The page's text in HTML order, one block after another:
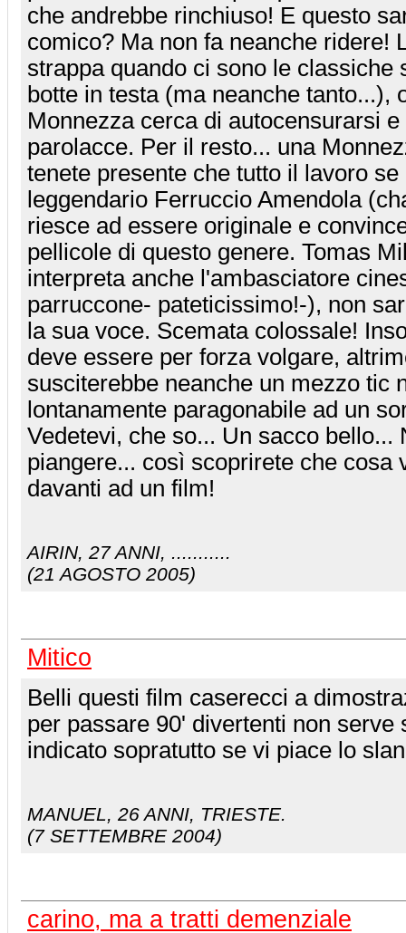
che andrebbe rinchiuso! E questo
comico? Ma non fa neanche ridere!
strappa quando ci sono le classiche
botte in testa (ma neanche tanto...),
Monnezza cerca di autocensurarsi
parolacce. Per il resto... una
tenete presente che tutto il lavoro
leggendario Ferruccio Amendola
riesce ad essere originale e
pellicole di questo genere. Tomas
interpreta anche l'ambasciatore
parruccone- pateticissimo!-), non
la sua voce. Scemata colossale!
deve essere per forza volgare,
susciterebbe neanche un mezzo tic
lontanamente paragonabile ad un
Vedetevi, che so... Un sacco bello...
piangere... così scoprirete che cosa
davanti ad un film!
AIRIN, 27 ANNI, ...........
(21 AGOSTO 2005)
Mitico
Belli questi film caserecci a
per passare 90' divertenti non serve
indicato sopratutto se vi piace lo
MANUEL, 26 ANNI, TRIESTE.
(7 SETTEMBRE 2004)
carino, ma a tratti demenziale